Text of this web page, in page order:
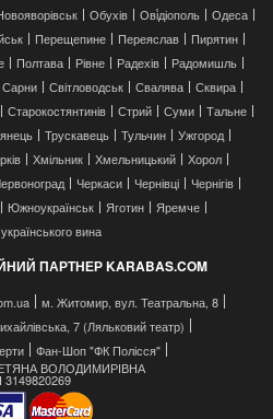
Обухів Ові́діополь
Одеса
Перещепине Переяслав
Пирятин
Полтава Рівне Радехів
Радомишль
Сарни Світловодськ Свалява
Сквира
Старокостянтинів Стрий Суми
Тальне
Трускавець Тульчин
Ужгород
Хмільник Хмельницький
Хорол
Черкаси Чернівці
Чернігів
Южноукраїнськ Яготин
Яремче
вина
ПАРТНЕР KARABAS.COM
м. Житомир, вул. Театральна, 8
7 (Ляльковий театр)
Фан-Шоп "ФК Полісся"
ВОЛОДИМИРІВНА
3149820269